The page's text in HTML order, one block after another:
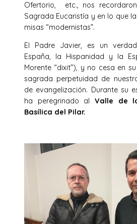
Ofertorio, etc., nos
Sagrada Eucaristía y en lo que
misas “modernistas”.
El Padre Javier, es un
España, la Hispanidad y la
Morente “dixit”), y no cesa en
sagrada perpetuidad de
de evangelización. Durante su
ha peregrinado al Valle de
Basílica del Pilar.